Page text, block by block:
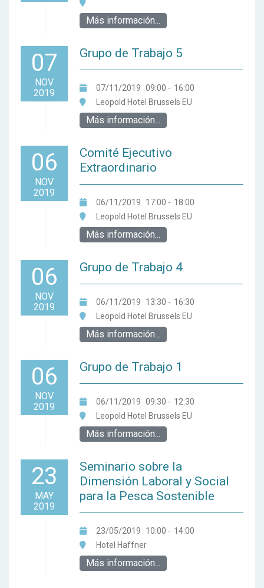
Más información...
07
NOV
2019
Grupo de Trabajo 5
07/11/2019 09:00 - 16:00
Leopold Hotel Brussels EU
Más información...
06
NOV
2019
Comité Ejecutivo
Extraordinario
06/11/2019 17:00 - 18:00
Leopold Hotel Brussels EU
Más información...
06
NOV
2019
Grupo de Trabajo 4
06/11/2019 13:30 - 16:30
Leopold Hotel Brussels EU
Más información...
06
NOV
2019
Grupo de Trabajo 1
06/11/2019 09:30 - 12:30
Leopold Hotel Brussels EU
Más información...
23
MAY
2019
Seminario sobre la
Dimensión Laboral y Social
para la Pesca Sostenible
23/05/2019 10:00 - 14:00
Hotel Haffner
Más información...